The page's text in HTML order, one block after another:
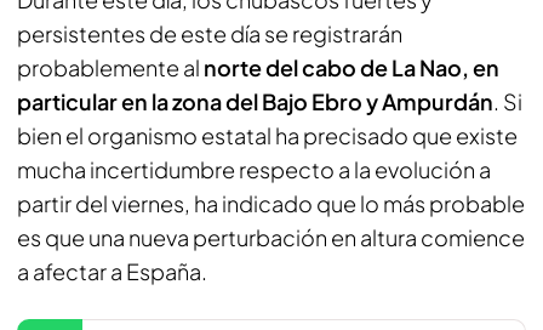
persistentes de este día se registrarán
probablemente al norte del cabo de La Nao, en
particular en la zona del Bajo Ebro y Ampurdán. Si
bien el organismo estatal ha precisado que existe
mucha incertidumbre respecto a la evolución a
partir del viernes, ha indicado que lo más probable
es que una nueva perturbación en altura comience
a afectar a España.